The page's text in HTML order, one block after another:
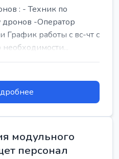
: - Техник по
дронов -Оператор
работы с вс-чт с
модульного
персонал